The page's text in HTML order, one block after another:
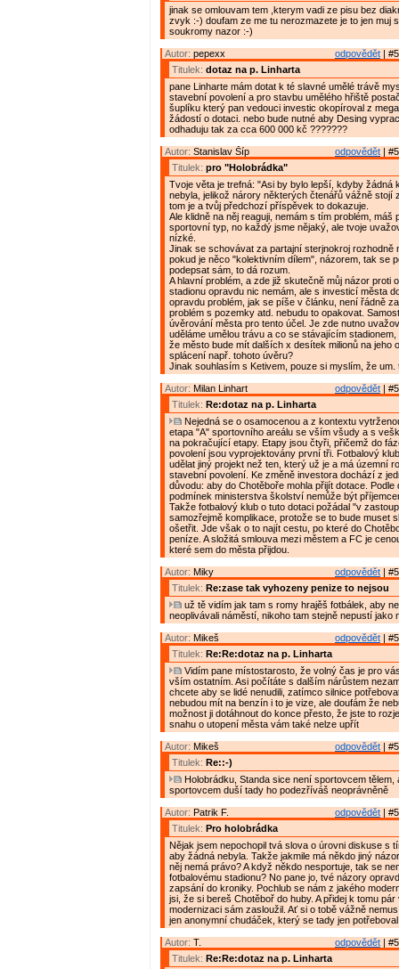
jinak se omlouvam tem ,kterym vadi ze pisu bez
zvyk :-) doufam ze me tu nerozmazete je to jen muj
soukromy nazor :-)
odpovědět |
Autor: pepexx
Titulek: dotaz na p. Linharta
pane Linharte mám dotat k té slavné umělé trávě
stavební povolení a pro stavbu umělého hřiště
šuplíku který pan vedouci investic okopíroval z
žádostí o dotaci. nebo bude nutné aby Desing
odhaduju tak za cca 600 000 kč ???????
odpovědět |
Autor: Stanislav Šíp
Titulek: pro "Holobrádka"
Tvoje věta je trefná: "Asi by bylo lepší, kdyby žádná
nebyla, jelikož nárory některých čtenářů vážně stojí
tom je a tvůj předchozí příspěvek to dokazuje.
Ale klidně na něj reaguji, nemám s tím problém, máš
sportovní typ, no každý jsme nějaký, ale tvoje
nízké.
Jinak se schovávat za partajní sterjnokroj rozhodně
pokud je něco "kolektivním dílem", názorem, tak se
podepsat sám, to dá rozum.
A hlavní problém, a zde již skutečně můj názor proti
stadionu opravdu nic nemám, ale s investicí města
opravdu problém, jak se píše v článku, není řádně
problém s pozemky atd. nebudu to opakovat.
úvěrování města pro tento účel. Je zde nutno
uděláme umělou trávu a co se stávajícím
že město bude mít dalších x desítek milionů na jeho
splácení např. tohoto úvěru?
Jinak souhlasím s Ketivem, pouze si myslím, že
odpovědět |
Autor: Milan Linhart
Titulek: Re:dotaz na p. Linharta
Nejedná se o osamocenou a z kontextu
etapa "A" sportovního areálu se vším všudy a s
na pokračující etapy. Etapy jsou čtyři, přičemž do
povolení jsou vyprojektovány první tři. Fotbalový
udělat jiný projekt než ten, který už je a má územní
stavební povolení. Ke změně investora dochází z
důvodu: aby do Chotěboře mohla přijít dotace. Podle
podmínek ministerstva školství nemůže být
Takže fotbalový klub o tuto dotaci požádal "v
samozřejmě komplikace, protože se to bude muset
ošetřit. Jde však o to najít cestu, po které do
peníze. A složitá smlouva mezi městem a FC je
které sem do města přijdou.
odpovědět |
Autor: Miky
Titulek: Re:zase tak vyhozeny penize to nejsou
už tě vidím jak tam s romy hrajěš fotbálek, aby
neoplivávali náměstí, nikoho tam stejně nepustí jako
odpovědět |
Autor: Mikeš
Titulek: Re:Re:dotaz na p. Linharta
Vidím pane místostarosto, že volný čas je pro
vším ostatním. Asi počítáte s dalším nárůstem
chcete aby se lidé nenudili, zatímco silnice
nebudou mít na benzín i to je vize, ale doufám že
možnost ji dotáhnout do konce přesto, že jste to
snahu o utopení města vám také nelze upřít
odpovědět |
Autor: Mikeš
Titulek: Re::-)
Holobrádku, Standa sice není sportovcem tělem,
sportovcem duší tady ho podezříváš neoprávněně
odpovědět |
Autor: Patrik F.
Titulek: Pro holobrádka
Nějak jsem nepochopil tvá slova o úrovni diskuse s
aby žádná nebyla. Takže jakmile má někdo jiný
něj nemá právo? A když někdo nesportuje, tak se
fotbalovému stadionu? No pane jo, tvé názory
zapsání do kroniky. Pochlub se nám z jakého
jsi, že si bereš Chotěboř do huby. A přidej k tomu
modernizaci sám zasloužil. Ať si o tobě vážně
jen anonymní chudáček, který se tady jen
odpovědět |
Autor: T.
Titulek: Re:Re:dotaz na p. Linharta